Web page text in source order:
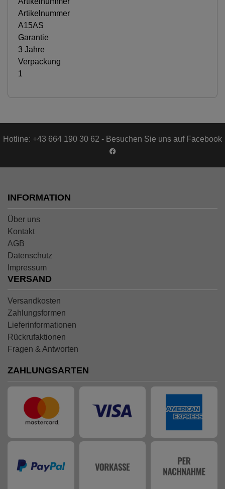
Artikelnummer
A15AS
Garantie
3 Jahre
Verpackung
1
Hotline: +43 664 190 30 62 - Besuchen Sie uns auf Facebook
INFORMATION
Über uns
Kontakt
AGB
Datenschutz
Impressum
VERSAND
Versandkosten
Zahlungsformen
Lieferinformationen
Rückrufaktionen
Fragen & Antworten
ZAHLUNGSARTEN